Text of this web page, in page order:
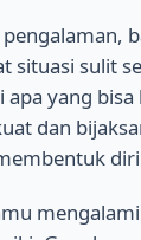
pengalaman,
situasi sulit
apa yang
dan